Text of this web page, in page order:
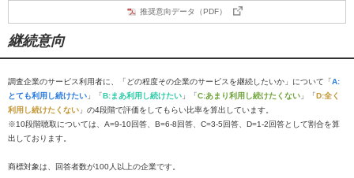
推奨意向データ（PDF）
継続意向
調査企業のサービス利用者に、「どの程度その企業のサービスを継続したいか」について「A:
とても利用し続けたい 」「B:まあ利用し続けたい 」「C:あまり利用し続けたくない 」「D:全く
利用し続けたくない 」の4段階で評価をしてもらい比率を算出しています。
※10段階聴取については、A=9-10回答、B=6-8回答、C=3-5回答、D=1-2回答として割合を算
出しております。
商標対象は、回答者数が100人以上の企業です。